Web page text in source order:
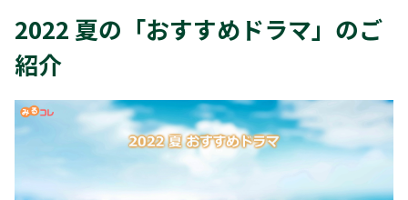
2022 夏の「おすすめドラマ」のご
紹介